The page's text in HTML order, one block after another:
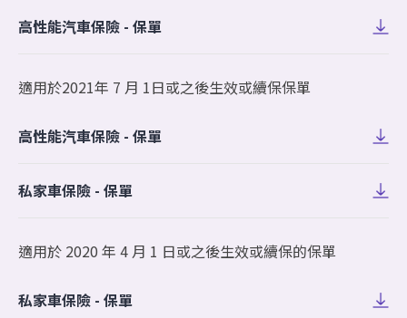
高性能汽車保險 - 保單
適用於2021年 7 月 1日或之後生效或續保保單
高性能汽車保險 - 保單
私家車保險 - 保單
適用於 2020 年 4 月 1 日或之後生效或續保的保單
私家車保險 - 保單